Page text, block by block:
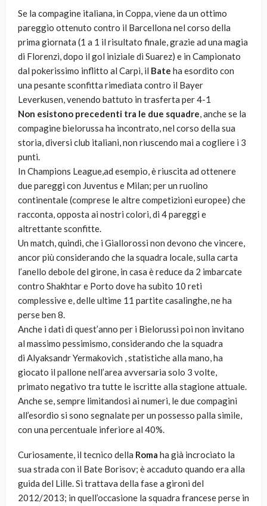
Se la compagine italiana, in Coppa, viene da un ottimo
pareggio ottenuto contro il Barcellona nel corso della
prima giornata (1 a 1 il risultato finale, grazie ad una magia
di Florenzi, dopo il gol iniziale di Suarez) e in Campionato
dal pokerissimo inflitto al Carpi, il Bate ha esordito con
una pesante sconfitta rimediata contro il Bayer
Leverkusen, venendo battuto in trasferta per 4-1
Non esistono precedenti tra le due squadre, anche se la
compagine bielorussa ha incontrato, nel corso della sua
storia, diversi club italiani, non riuscendo mai a cogliere i 3
punti.
In Champions League,ad esempio, è riuscita ad ottenere
due pareggi con Juventus e Milan; per un ruolino
continentale (comprese le altre competizioni europee) che
racconta, opposta ai nostri colori, di 4 pareggi e
altrettante sconfitte.
Un match, quindi, che i Giallorossi non devono che vincere,
ancor più considerando che la squadra locale, sulla carta
l’anello debole del girone, in casa è reduce da 2 imbarcate
contro Shakhtar e Porto dove ha subito 10 reti
complessive e, delle ultime 11 partite casalinghe, ne ha
perse ben 8.
Anche i dati di quest’anno per i Bielorussi poi non invitano
al massimo pessimismo, considerando che la squadra
di Alyaksandr Yermakovich , statistiche alla mano, ha
giocato il pallone nell’area avversaria solo 3 volte,
primato negativo tra tutte le iscritte alla stagione attuale.
Anche se, sempre limitandosi ai numeri, le due compagini
all’esordio si sono segnalate per un possesso palla simile,
con una percentuale inferiore al 40%.
Curiosamente, il tecnico della Roma ha già incrociato la
sua strada con il Bate Borisov; è accaduto quando era alla
guida del Lille. Si trattava della fase a gironi del
2012/2013; in quell’occasione la squadra francese perse in